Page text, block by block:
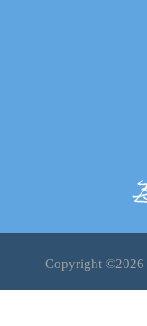
Copyright ©2026